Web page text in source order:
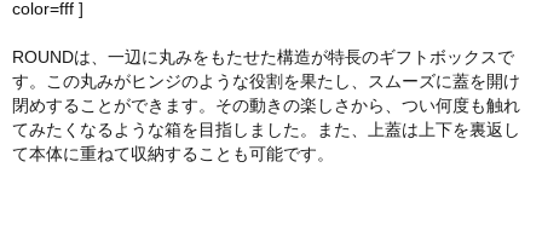
color=fff ]
ROUNDは、一辺に丸みをもたせた構造が特長のギフトボックスで
す。この丸みがヒンジのような役割を果たし、スムーズに蓋を開け
閉めすることができます。その動きの楽しさから、つい何度も触れ
てみたくなるような箱を目指しました。また、上蓋は上下を裏返し
て本体に重ねて収納することも可能です。